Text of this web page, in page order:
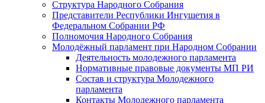
Структура Народного Собрания
Представители Республики Ингушетия в
Федеральном Собрании РФ
Полномочия Народного Собрания
Молодёжный парламент при Народном Собрании
Деятельность молодежного парламента
Нормативные правовые документы МП РИ
Состав и структура Молодежного
парламента
Контакты Молодежного парламента